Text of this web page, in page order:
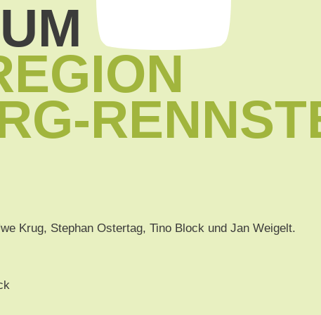
Krug, Stephan Ostertag, Tino Block und Jan Weigelt.